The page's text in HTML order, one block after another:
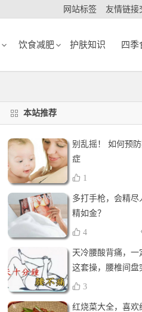
网站标签 友情链接
饮食减肥 护肤知识 四季
本站推荐
别乱摇！ 如何预
症
1
多打手枪，会精尽
精如金？
4
天冷腰酸背痛，一
这套操，腰椎间盘
操，全套收好！每
3
红烧菜大全，喜欢